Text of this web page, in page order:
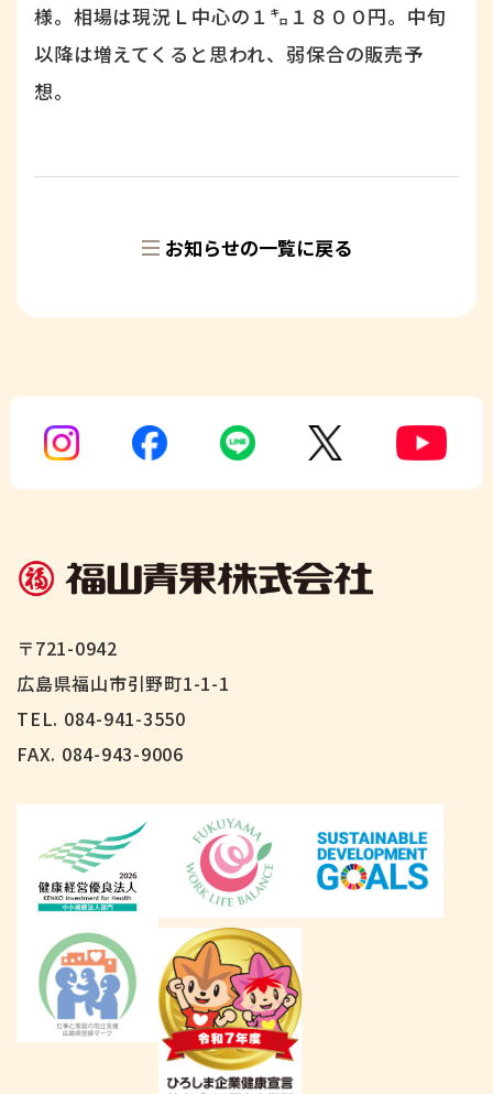
様。相場は現況Ｌ中心の１㌔１８００円。中旬
以降は増えてくると思われ、弱保合の販売予
想。
お知らせの一覧に戻る
〒721-0942
広島県福山市引野町1-1-1
TEL. 084-941-3550
FAX. 084-943-9006